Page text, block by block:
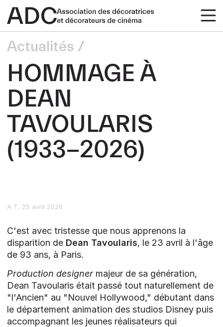
Actualités
HOMMAGE À
DEAN
TAVOULARIS
(1933-2026)
A T 25 avril 2026
C'est avec tristesse que nous apprenons la
disparition de Dean Tavoularis, le 23 avril à l'âge
de 93 ans, à Paris.
Production designermajeur de sa génération,
Dean Tavoularis était passé tout naturellement de
"l'Ancien" au "Nouvel Hollywood," débutant dans
le département animation des studios Disney puis
accompagnant les jeunes réalisateurs qui